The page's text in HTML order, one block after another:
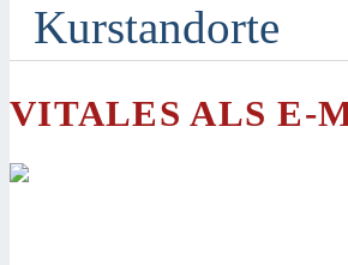
Kurstandorte
VITALES ALS E-